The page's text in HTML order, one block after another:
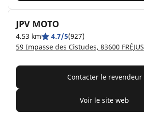
JPV MOTO
4.53 km 4.7/5(927)
59 Impasse des Cistudes, 83600 FRÉJUS
Contacter le revendeur
Voir le site web